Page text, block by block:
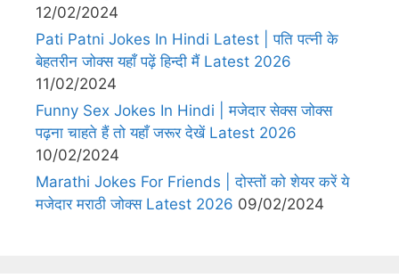
12/02/2024
Pati Patni Jokes In Hindi Latest | पति पत्नी के
बेहतरीन जोक्स यहाँ पढ़ें हिन्दी मैं Latest 2026
11/02/2024
Funny Sex Jokes In Hindi | मजेदार सेक्स जोक्स
पढ़ना चाहते हैं तो यहाँ जरूर देखें Latest 2026
10/02/2024
Marathi Jokes For Friends | दोस्तों को शेयर करें ये
मजेदार मराठी जोक्स Latest 2026 09/02/2024